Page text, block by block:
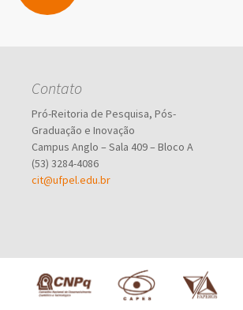
por
posts
Contato
Pró-Reitoria de Pesquisa, Pós-
Graduação e Inovação
Campus Anglo – Sala 409 – Bloco A
(53) 3284-4086
cit@ufpel.edu.br